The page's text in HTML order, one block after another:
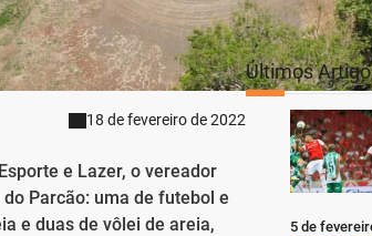
18 de fevereiro de 2022
e Lazer, o vereador
Parcão: uma de futebol e
e duas de vôlei de areia,
Últimos
5 de